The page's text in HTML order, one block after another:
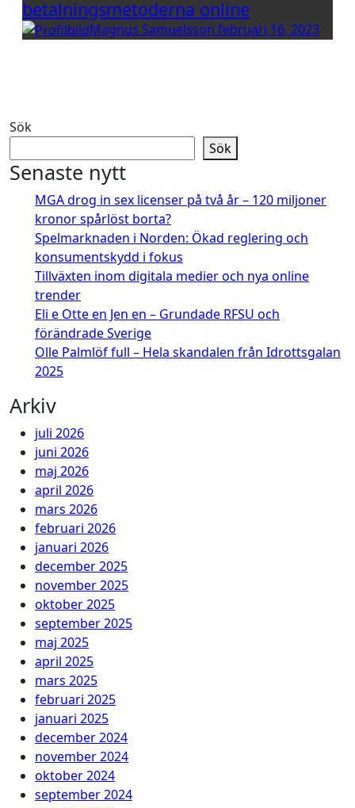
betalningsmetoderna online
Magnus Samuelsson februari 16, 2023
Sök
Sök
Senaste nytt
MGA drog in sex licenser på två år – 120 miljoner
kronor spårlöst borta?
Spelmarknaden i Norden: Ökad reglering och
konsumentskydd i fokus
Tillväxten inom digitala medier och nya online
trender
Eli e Otte en Jen en – Grundade RFSU och
förändrade Sverige
Olle Palmlöf full – Hela skandalen från Idrottsgalan
2025
Arkiv
juli 2026
juni 2026
maj 2026
april 2026
mars 2026
februari 2026
januari 2026
december 2025
november 2025
oktober 2025
september 2025
maj 2025
april 2025
mars 2025
februari 2025
januari 2025
december 2024
november 2024
oktober 2024
september 2024